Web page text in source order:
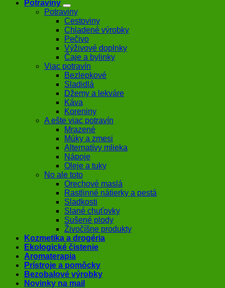
Potraviny
Potraviny
Cestoviny
Chladené výrobky
Pečivo
Výživové doplnky
Čaje a bylinky
Viac potravín
Bezlepkové
Sladidlá
Džemy a lekváre
Káva
Koreniny
A ešte viac potravín
Mrazené
Múky a zmesi
Alternatívy mlieka
Nápoje
Oleje a tuky
No ale toto
Orechové maslá
Rastlinné nátierky a pestá
Sladkosti
Slané chuťovky
Sušené plody
Živočíšne produkty
Kozmetika a drogéria
Ekologické čistenie
Aromaterapia
Prístroje a pomôcky
Bezobalové výrobky
Novinky na mail